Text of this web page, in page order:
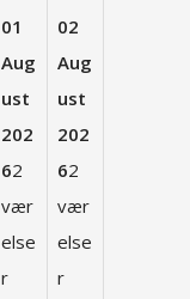
01
Aug
ust
202
62
vær
else
r
02
Aug
ust
202
62
vær
else
r